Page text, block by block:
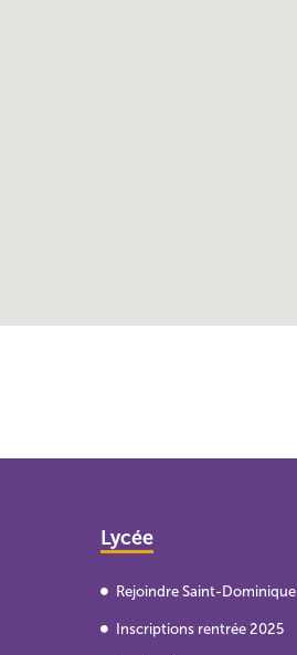
Lycée
Rejoindre Saint-Dominique
Inscriptions rentrée 2025